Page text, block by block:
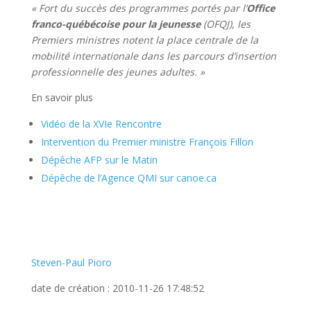
« Fort du succès des programmes portés par l’Office
franco-québécoise pour la jeunesse(OFQJ), les
Premiers ministres notent la place centrale de la
mobilité internationale dans les parcours d’insertion
professionnelle des jeunes adultes. »
En savoir plus
Vidéo de la XVIe Rencontre
Intervention du Premier ministre François Fillon
Dépêche AFP sur le Matin
Dépêche de l’Agence QMI sur canoe.ca
Steven-Paul Pioro
date de création : 2010-11-26 17:48:52